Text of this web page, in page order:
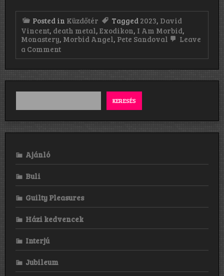
Posted in Küzdőtér Tagged 2023, David
Vincent, death metal, Exodikon, I Am Morbid,
Monastery, Morbid Angel, Pete Sandoval
Leave
a Commenton
I
Monastery,
Exodikon:
Analog
–
KERESÉS
Ajánló
Buli
Guilty Pleasures
Házi kedvencek
Interjú
Jubileum